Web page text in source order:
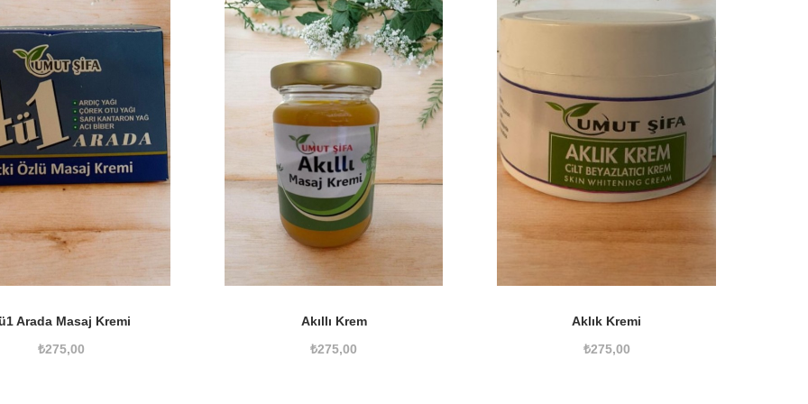
Arada Masaj Kremi
₺275,00
Akıllı Krem
₺275,00
Aklık Kremi
₺275,00